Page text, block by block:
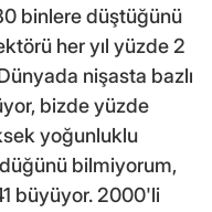
binlere düştüğünü
her yıl yüzde 2
nişasta bazlı
bizde yüzde
yoğunluklu
bilmiyorum,
büyüyor. 2000'li